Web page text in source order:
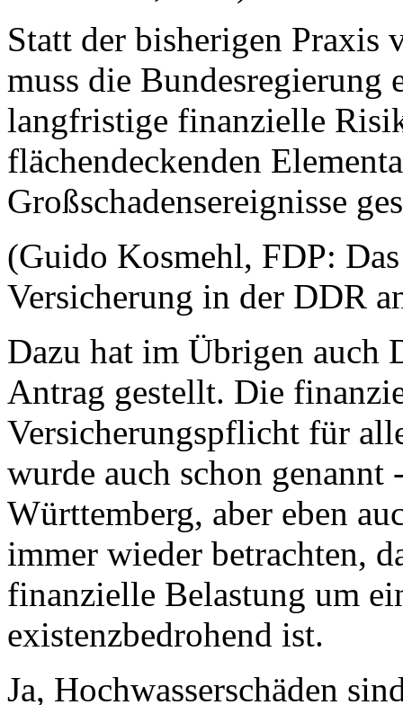
Statt der bisherigen
muss die Bundesregierung
langfristige finanzielle
flächendeckenden
Großschadensereignisse
(Guido Kosmehl, FDP:
Versicherung in der DDR
Dazu hat im Übrigen auch
Antrag gestellt. Die
Versicherungspflicht für
wurde auch schon genannt
Württemberg, aber eben
immer wieder betrachten,
finanzielle Belastung um
existenzbedrohend ist.
Ja, Hochwasserschäden